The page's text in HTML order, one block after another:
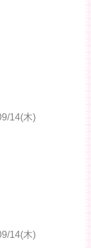
14(木)
14(木)